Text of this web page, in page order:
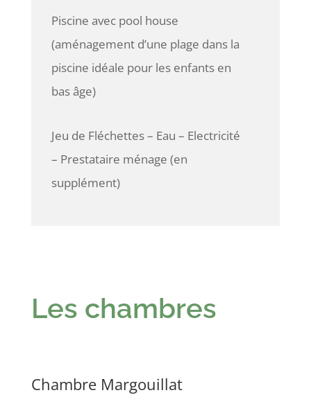
Piscine avec pool house
(aménagement d’une plage dans la
piscine idéale pour les enfants en
bas âge)
Jeu de Fléchettes – Eau – Electricité
– Prestataire ménage (en
supplément)
Les chambres
Chambre Margouillat